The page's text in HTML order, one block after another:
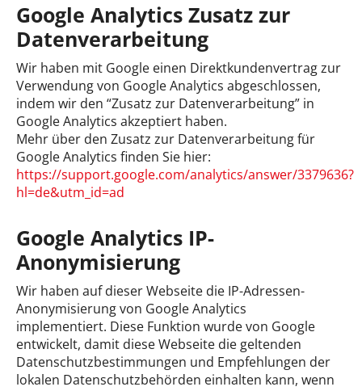
Google Analytics Zusatz zur
Datenverarbeitung
Wir haben mit Google einen Direktkundenvertrag zur
Verwendung von Google Analytics abgeschlossen,
indem wir den “Zusatz zur Datenverarbeitung” in
Google Analytics akzeptiert haben.
Mehr über den Zusatz zur Datenverarbeitung für
Google Analytics finden Sie hier:
https://support.google.com/analytics/answer/3379636?
hl=de&utm_id=ad
Google Analytics IP-
Anonymisierung
Wir haben auf dieser Webseite die IP-Adressen-
Anonymisierung von Google Analytics
implementiert. Diese Funktion wurde von Google
entwickelt, damit diese Webseite die geltenden
Datenschutzbestimmungen und Empfehlungen der
lokalen Datenschutzbehörden einhalten kann, wenn